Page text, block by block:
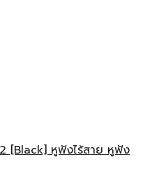
[Black] หูฟังไร้สาย หูฟัง